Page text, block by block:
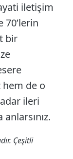
iletişim
70’lerin
bir
de o
ileri
Çeşitli